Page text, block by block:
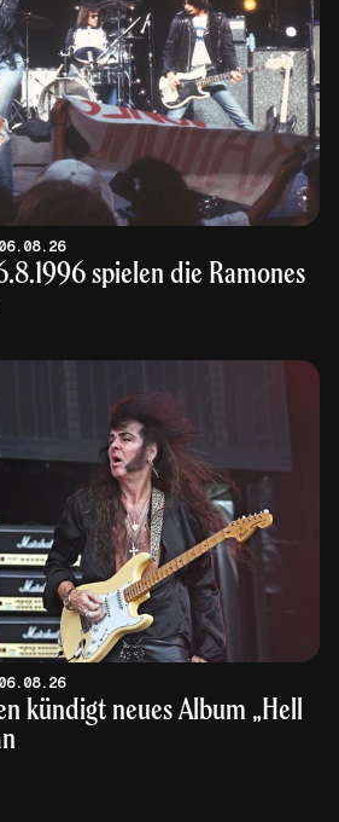
veröffentlicht am: 06.08.26
spielen die Ramones
veröffentlicht am: 06.08.26
kündigt neues Album „Hell